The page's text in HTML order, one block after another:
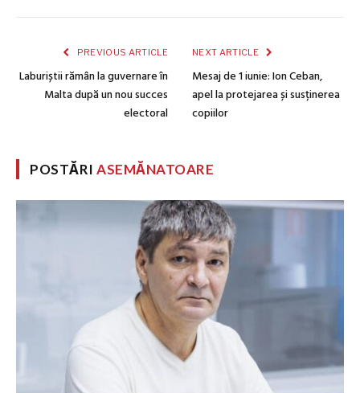
PREVIOUS ARTICLE
Laburiștii rămân la guvernare în
Malta după un nou succes
electoral
NEXT ARTICLE
Mesaj de 1 iunie: Ion Ceban,
apel la protejarea și susținerea
copiilor
POSTĂRIASEMĂNATOARE